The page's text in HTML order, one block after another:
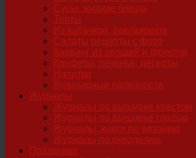
Супы, жидкие блюда
Торты
Из кабачков, баклажанов
Салаты рецепты с фото
Карвинг из овощей и фруктов
Конфеты, печенье, десерты
Напитки
Кулинарные полезности
Журналы
Журналы по вышивке крестом
Журналы по вышивке гладью
Журналы, книги по вязанию
Журналы по рукоделию
Праздники